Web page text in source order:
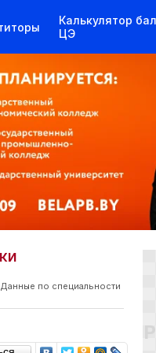
Калькулятор
ЦЭ
Курсы
Переподготовка
Данные по специальности